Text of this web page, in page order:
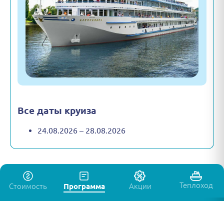
Все даты круиза
24.08.2026 – 28.08.2026
Стоимость Программа Акции Теплоход